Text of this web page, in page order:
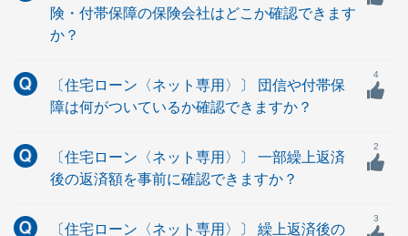
険・付帯保障の保険会社はどこか確認できます
か？
〔住宅ローン〈ネット専用〉〕 団信や付帯保
障は何がついているか確認できますか？
4
〔住宅ローン〈ネット専用〉〕 一部繰上返済
後の返済額を事前に確認できますか？
2
〔住宅ローン〈ネット専用〉〕 繰上返済後の
3